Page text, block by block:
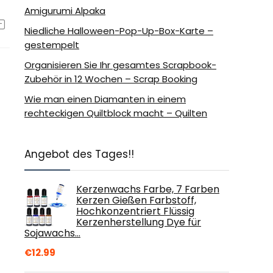
Amigurumi Alpaka
Niedliche Halloween-Pop-Up-Box-Karte –
gestempelt
Organisieren Sie Ihr gesamtes Scrapbook-
Zubehör in 12 Wochen – Scrap Booking
Wie man einen Diamanten in einem
rechteckigen Quiltblock macht – Quilten
Angebot des Tages!!
Kerzenwachs Farbe, 7 Farben
Kerzen Gießen Farbstoff,
Hochkonzentriert Flüssig
Kerzenherstellung Dye für
Sojawachs…
€12.99